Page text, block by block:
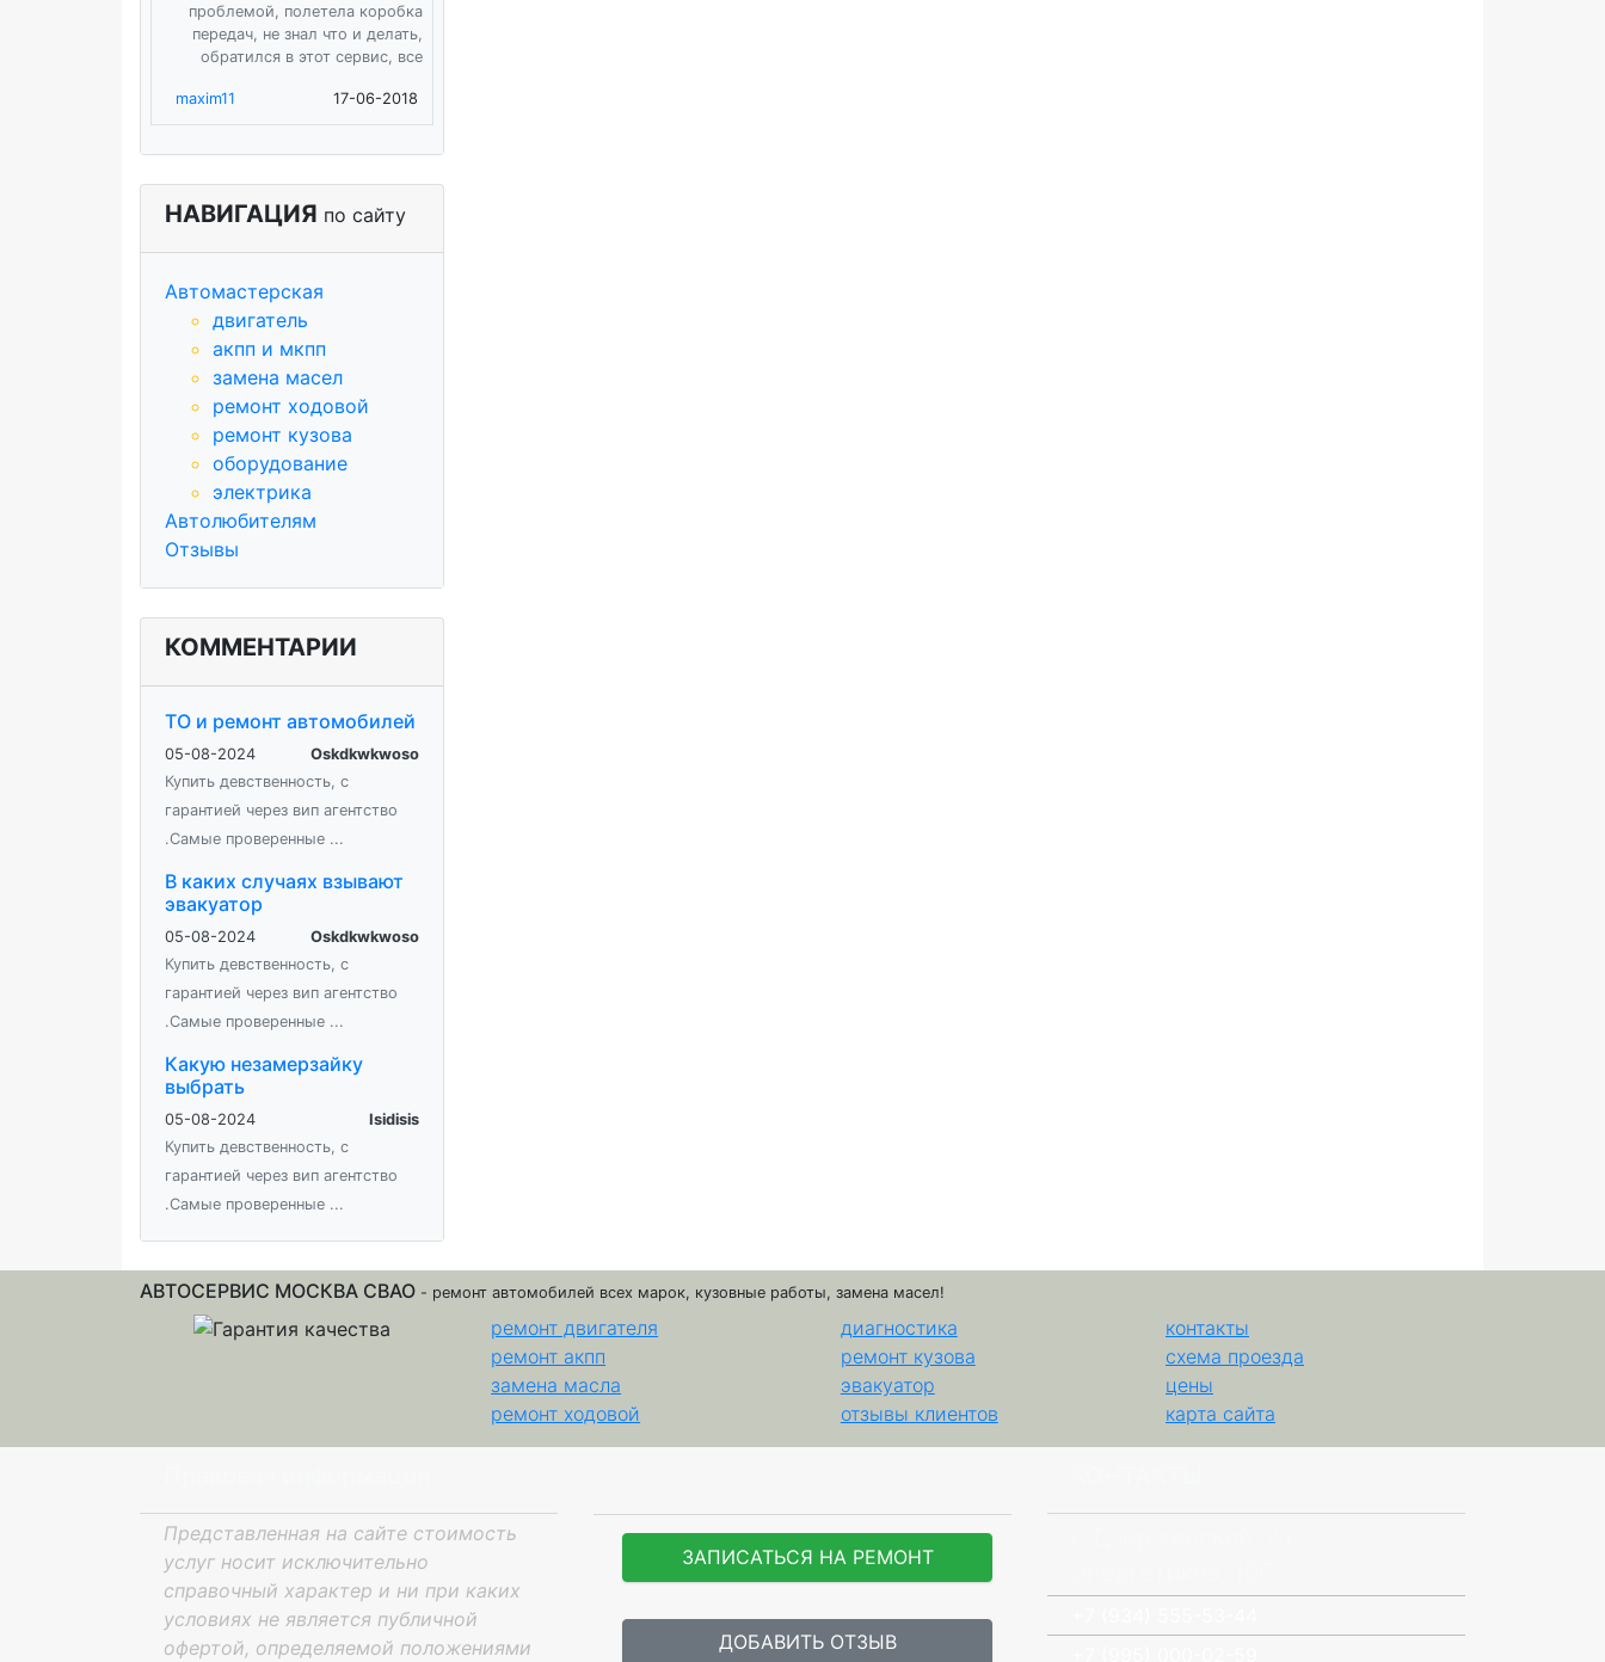
проблемой, полетела коробка
передач, не знал что и делать,
обратился в этот сервис, все
maxim11 17-06-2018
НАВИГАЦИЯ по сайту
Автомастерская
двигатель
акпп и мкпп
замена масел
ремонт ходовой
ремонт кузова
оборудование
электрика
Автолюбителям
Отзывы
КОММЕНТАРИИ
ТО и ремонт автомобилей
05-08-2024
Oskdkwkwoso
Купить девственность, с
гарантией через вип агентство
.Самые проверенные ...
В каких случаях взывают
эвакуатор
05-08-2024
Oskdkwkwoso
Купить девственность, с
гарантией через вип агентство
.Самые проверенные ...
Какую незамерзайку
выбрать
05-08-2024
Isidisis
Купить девственность, с
гарантией через вип агентство
.Самые проверенные ...
АВТОСЕРВИС МОСКВА СВАО - ремонт автомобилей всех марок, кузовные работы, замена масел!
ремонт двигателя
ремонт акпп
замена масла
ремонт ходовой
диагностика
ремонт кузова
эвакуатор
отзывы клиентов
контакты
схема проезда
цены
карта сайта
Представленная на сайте стоимость
услуг носит исключительно
справочный характер и ни при каких
условиях не является публичной
офертой, определяемой положениями
ЗАПИСАТЬСЯ НА РЕМОНТ
ДОБАВИТЬ ОТЗЫВ